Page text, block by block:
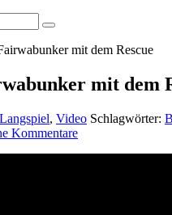
mit dem Rescue
mit dem
Langspiel, Video Schlagwörter:
Kommentare